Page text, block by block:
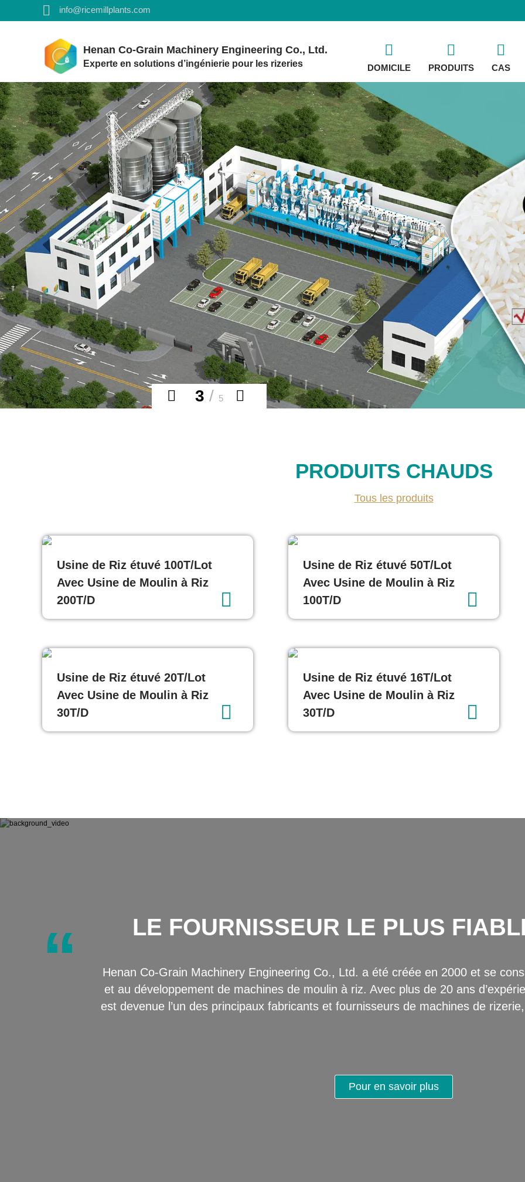
info@ricemillplants.com
Henan Co-Grain Machinery Engineering Co., Ltd.
Experte en solutions d’ingénierie pour les rizeries DOMICILE PRODUITS CAS
3 / 5
PRODUITS CHAUDS
Tous les produits
Usine de Riz étuvé 100T/Lot
Avec Usine de Moulin à Riz
200T/D
Usine de Riz étuvé 50T/Lot
Avec Usine de Moulin à Riz
100T/D
Usine de Riz étuvé 20T/Lot
Avec Usine de Moulin à Riz
30T/D
Usine de Riz étuvé 16T/Lot
Avec Usine de Moulin à Riz
30T/D
LE FOURNISSEUR LE PLUS
“
Henan Co-Grain Machinery Engineering Co., Ltd. a été créée en 2000 et se
et au développement de machines de moulin à riz. Avec plus de 20 ans
est devenue l’un des principaux fabricants et fournisseurs de machines de
Pour en savoir plus